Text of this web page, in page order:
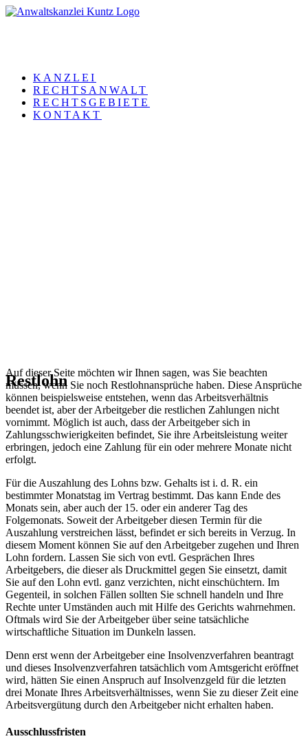
KANZLEI
RECHTSANWALT
RECHTSGEBIETE
KONTAKT
Restlohn
Auf dieser Seite möchten wir Ihnen sagen, was Sie beachten
müssen, wenn Sie noch Restlohnansprüche haben. Diese Ansprüche
können beispielsweise entstehen, wenn das Arbeitsverhältnis
beendet ist, aber der Arbeitgeber die restlichen Zahlungen nicht
vornimmt. Möglich ist auch, dass der Arbeitgeber sich in
Zahlungsschwierigkeiten befindet, Sie ihre Arbeitsleistung weiter
erbringen, jedoch eine Zahlung für ein oder mehrere Monate nicht
erfolgt.
Für die Auszahlung des Lohns bzw. Gehalts ist i. d. R. ein
bestimmter Monatstag im Vertrag bestimmt. Das kann Ende des
Monats sein, aber auch der 15. oder ein anderer Tag des
Folgemonats. Soweit der Arbeitgeber diesen Termin für die
Auszahlung verstreichen lässt, befindet er sich bereits in Verzug. In
diesem Moment können Sie auf den Arbeitgeber zugehen und Ihren
Lohn fordern. Lassen Sie sich von evtl. Gesprächen Ihres
Arbeitgebers, die dieser als Druckmittel gegen Sie einsetzt, damit
Sie auf den Lohn evtl. ganz verzichten, nicht einschüchtern. Im
Gegenteil, in solchen Fällen sollten Sie schnell handeln und Ihre
Rechte unter Umständen auch mit Hilfe des Gerichts wahrnehmen.
Oftmals wird Sie der Arbeitgeber über seine tatsächliche
wirtschaftliche Situation im Dunkeln lassen.
Denn erst wenn der Arbeitgeber eine Insolvenzverfahren beantragt
und dieses Insolvenzverfahren tatsächlich vom Amtsgericht eröffnet
wird, hätten Sie einen Anspruch auf Insolvenzgeld für die letzten
drei Monate Ihres Arbeitsverhältnisses, wenn Sie zu dieser Zeit eine
Arbeitsvergütung durch den Arbeitgeber nicht erhalten haben.
Ausschlussfristen